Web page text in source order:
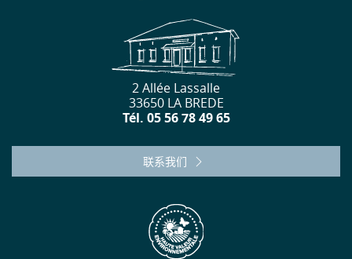
2 Allée Lassalle
33650 LA BREDE
Tél. 05 56 78 49 65
联系我们